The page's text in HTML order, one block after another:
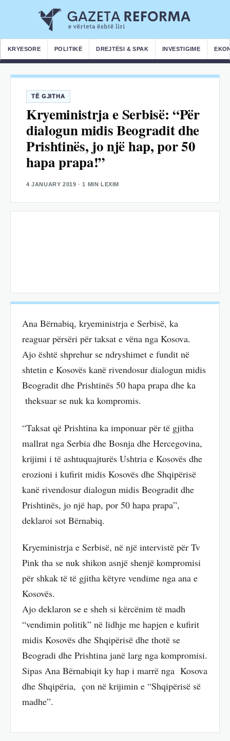
KRYESORE POLITIKË DREJTËSI & SPAK INVESTIGIME
TË GJITHA
Kryeministrja e Serbisë: “Për
dialogun midis Beogradit dhe
Prishtinës, jo një hap, por 50
hapa prapa!”
4 JANUARY 2019 · 1 MIN LEXIM
Ana Bërnabiq, kryeministrja e Serbisë, ka
reaguar përsëri për taksat e vëna nga Kosova.
Ajo është shprehur se ndryshimet e fundit në
shtetin e Kosovës kanë rivendosur dialogun midis
Beogradit dhe Prishtinës 50 hapa prapa dhe ka
theksuar se nuk ka kompromis.
“Taksat që Prishtina ka imponuar për të gjitha
mallrat nga Serbia dhe Bosnja dhe Hercegovina,
krijimi i të ashtuquajturës Ushtria e Kosovës dhe
erozioni i kufirit midis Kosovës dhe Shqipërisë
kanë rivendosur dialogun midis Beogradit dhe
Prishtinës, jo një hap, por 50 hapa prapa”,
deklaroi sot Bërnabiq.
Kryeministrja e Serbisë, në një intervistë për Tv
Pink tha se nuk shikon asnjë shenjë kompromisi
për shkak të të gjitha këtyre vendime nga ana e
Kosovës.
Ajo deklaron se e sheh si kërcënim të madh
“vendimin politik” në lidhje me hapjen e kufirit
midis Kosovës dhe Shqipërisë dhe thotë se
Beogradi dhe Prishtina janë larg nga kompromisi.
Sipas Ana Bërnabiqit ky hap i marrë nga Kosova
dhe Shqipëria, çon në krijimin e “Shqipërisë së
madhe”.